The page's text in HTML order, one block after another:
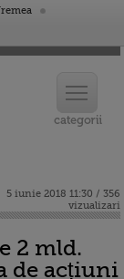
5 iunie 2018 11:30 / 356
vizualizari
2 mld.
de acțiuni